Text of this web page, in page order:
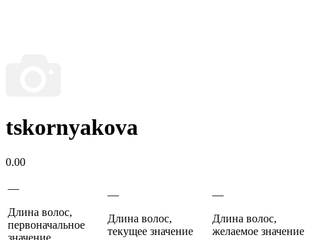
tskornyakova
0.00
—
Длина волос,
первоначальное
значение
—
Длина волос,
текущее значение
—
Длина волос,
желаемое значение